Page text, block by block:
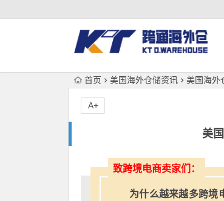
首页 美国海外仓储资讯 美国海外
美
A+
致跨境电商卖家们：
为什么越来越多跨境